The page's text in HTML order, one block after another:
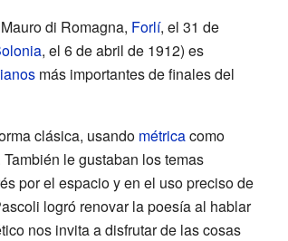
di Romagna, Forlí, el 31 de
, el 6 de abril de 1912) es
más importantes de finales del
clásica, usando métricacomo
le gustaban los temas
por el espacio y en el uso preciso de
logró renovar la poesía al hablar
nos invita a disfrutar de las cosas